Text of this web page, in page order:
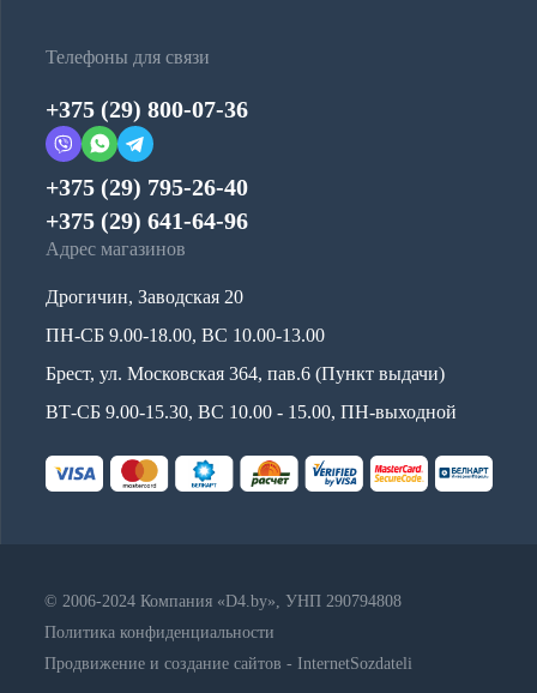
Телефоны для связи
+375 (29) 800-07-36
+375 (29) 795-26-40
+375 (29) 641-64-96
Адрес магазинов
Дрогичин, Заводская 20
ПН-СБ 9.00-18.00, ВС 10.00-13.00
Брест, ул. Московская 364, пав.6 (Пункт выдачи)
ВТ-СБ 9.00-15.30, ВС 10.00 - 15.00, ПН-выходной
© 2006-2024 Компания «D4.by», УНП 290794808
Политика конфиденциальности
Продвижение и создание сайтов - InternetSozdateli